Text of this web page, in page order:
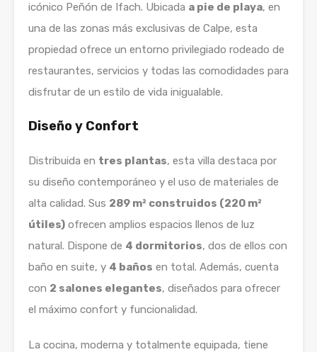
icónico Peñón de Ifach. Ubicada a pie de playa, en
una de las zonas más exclusivas de Calpe, esta
propiedad ofrece un entorno privilegiado rodeado de
restaurantes, servicios y todas las comodidades para
disfrutar de un estilo de vida inigualable.
Diseño y Confort
Distribuida en tres plantas, esta villa destaca por
su diseño contemporáneo y el uso de materiales de
alta calidad. Sus 289 m² construidos (220 m²
útiles) ofrecen amplios espacios llenos de luz
natural. Dispone de 4 dormitorios, dos de ellos con
baño en suite, y 4 baños en total. Además, cuenta
con 2 salones elegantes, diseñados para ofrecer
el máximo confort y funcionalidad.
La cocina, moderna y totalmente equipada, tiene